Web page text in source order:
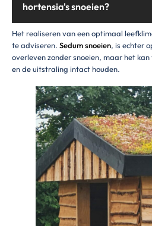
hortensia's snoeien?
Het realiseren van een optimaal
te adviseren. Sedum snoeien, is echter
overleven zonder snoeien, maar het
en de uitstraling intact houden.